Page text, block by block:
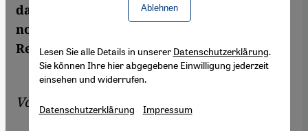
da für sie eine Rückkehr in ihre Heimat
noch zu gefährlich erscheint. Eine
Reportage von Andrea Backhaus aus Kairo.
VonAndrea Backhaus
Ablehnen
Lesen Sie alle Details in unserer Datenschutzerklärung.
Sie können Ihre hier abgegebene Einwilligung jederzeit
einsehen und widerrufen.
Datenschutzerklärung Impressum